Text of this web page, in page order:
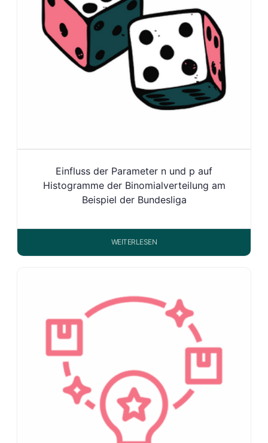
Einfluss der Parameter n und p auf
Histogramme der Binomialverteilung am
Beispiel der Bundesliga
WEITERLESEN